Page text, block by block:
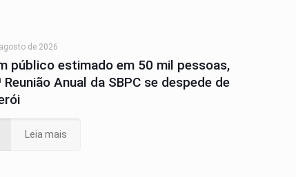
de 2026
público estimado em 50 mil pessoas,
Reunião Anual da SBPC se despede de
Leia mais